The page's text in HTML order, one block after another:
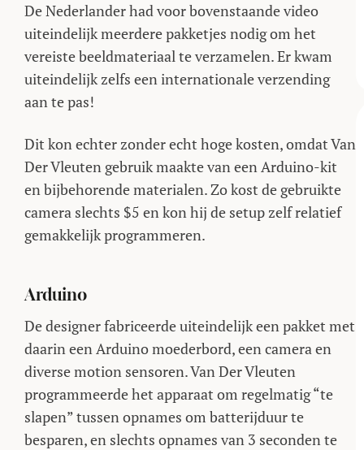
De Nederlander had voor bovenstaande video
uiteindelijk meerdere pakketjes nodig om het
vereiste beeldmateriaal te verzamelen. Er kwam
uiteindelijk zelfs een internationale verzending
aan te pas!
Dit kon echter zonder echt hoge kosten, omdat Van
Der Vleuten gebruik maakte van een Arduino-kit
en bijbehorende materialen. Zo kost de gebruikte
camera slechts $5 en kon hij de setup zelf relatief
gemakkelijk programmeren.
Arduino
De designer fabriceerde uiteindelijk een pakket met
daarin een Arduino moederbord, een camera en
diverse motion sensoren. Van Der Vleuten
programmeerde het apparaat om regelmatig “te
slapen” tussen opnames om batterijduur te
besparen, en slechts opnames van 3 seconden te